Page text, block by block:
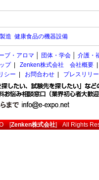
造 健康食品の機器設備
ブ・アロマ 団体・学会 介護・
プ| Zenken株式会社 会社概要
シー お問合わせ プレスリリ
[Zenken株式会社] All Rights